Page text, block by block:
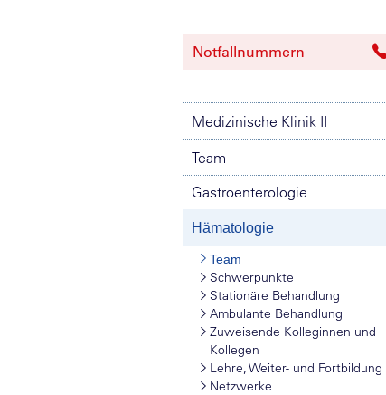
Notfallnummern
Medizinische Klinik II
Team
Gastroenterologie
Hämatologie
Team
Schwerpunkte
Stationäre Behandlung
Ambulante Behandlung
Zuweisende Kolleginnen und
Kollegen
Lehre, Weiter- und Fortbildung
Netzwerke